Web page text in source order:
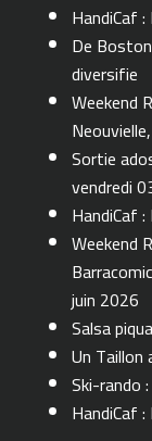
HandiCaf
De
diversifie
Weekend
Sortie
vendredi
HandiCaf
Weekend
juin 2026
Salsa
Un Taillon
Ski-rando
HandiCaf